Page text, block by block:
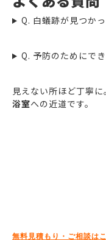
Q. 白蟻跡が見つか
Q. 予防のためにで
見えない所ほど丁寧に
浴室への近道です。
無料見積もり・ご相談は